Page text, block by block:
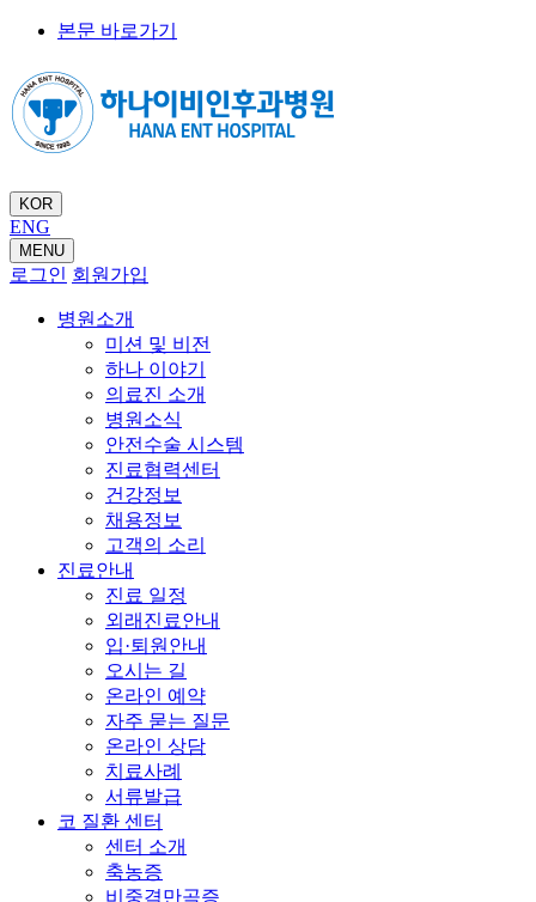
본문 바로가기
KOR
ENG
MENU
로그인 회원가입
병원소개
미션 및 비전
하나 이야기
의료진 소개
병원소식
안전수술 시스템
진료협력센터
건강정보
채용정보
고객의 소리
진료안내
진료 일정
외래진료안내
입·퇴원안내
오시는 길
온라인 예약
자주 묻는 질문
온라인 상담
치료사례
서류발급
코 질환 센터
센터 소개
축농증
비중격만곡증